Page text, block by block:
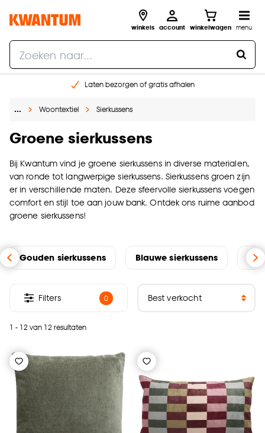
winkels account winkelwagen menu
Laten bezorgen of gratis afhalen
Gratis raam advies en opmeten aan huis
… Woontextiel Sierkussens
Groene sierkussens
Bij Kwantum vind je groene sierkussens in diverse materialen,
van ronde tot langwerpige sierkussens. Sierkussens groen zijn
er in verschillende maten. Deze sfeervolle sierkussens voegen
comfort en stijl toe aan jouw bank. Ontdek ons ruime aanbod
groene sierkussens!
Gouden sierkussens Blauwe sierkussens
1 - 12 van 12 resultaten
Filters 0